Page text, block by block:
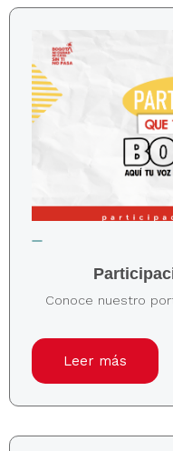
Conoce nuestro
Leer más